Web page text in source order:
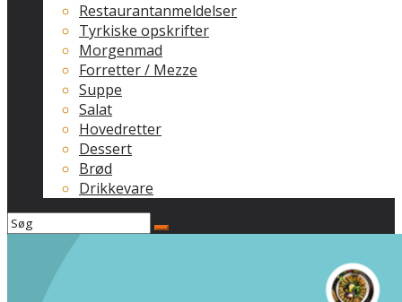
Restaurantanmeldelser
Tyrkiske opskrifter
Morgenmad
Forretter / Mezze
Suppe
Salat
Hovedretter
Dessert
Brød
Drikkevare